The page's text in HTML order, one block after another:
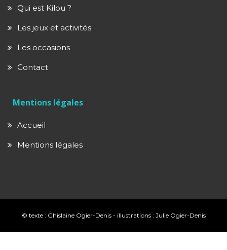
Qui est Kilou ?
Les jeux et activités
Les occasions
Contact
Mentions légales
Accueil
Mentions légales
© texte : Ghislaine Ogier-Denis - illustrations : Julie Ogier-Denis